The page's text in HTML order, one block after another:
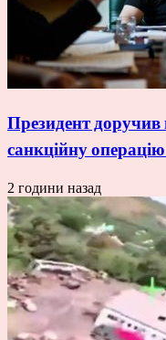
Президент доручив
санкційну
2 години назад